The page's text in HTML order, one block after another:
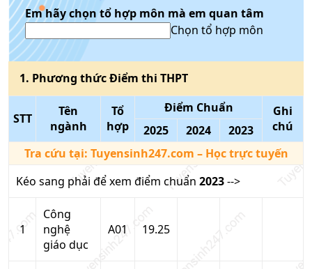
Em hãy chọn tổ hợp môn mà em quan tâm
Chọn tổ hợp môn
1. Phương thứcĐiểm thi THPT
STT
Tên
ngành
Tổ
hợp
Điểm Chuẩn
Ghi
chú
2025 2024
2023
Tra cứu tại: Tuyensinh247.com – Học trực tuyến
Kéo sang phải để xem điểm chuẩn 2023-->
1
Công
nghệ
giáo dục
A01 19.25